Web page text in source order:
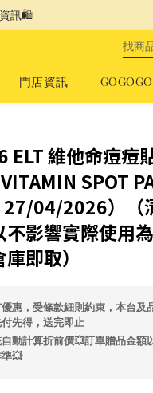
資訊🛍️
門店資訊
ELT 維他命痘痘
SPOT
27/04/2026）（
不影響實際使用
即取）
惠，受條款細則約束，本台及
先得，送完即止
動計算折前價💥訂單贈品金額
💥